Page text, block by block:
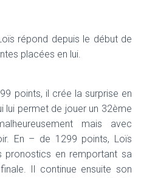
répond depuis le début de
placées en lui.
points, il crée la surprise en
lui permet de jouer un 32ème
mais avec
En – de 1299 points, Loïs
pronostics en remportant sa
Il continue ensuite son